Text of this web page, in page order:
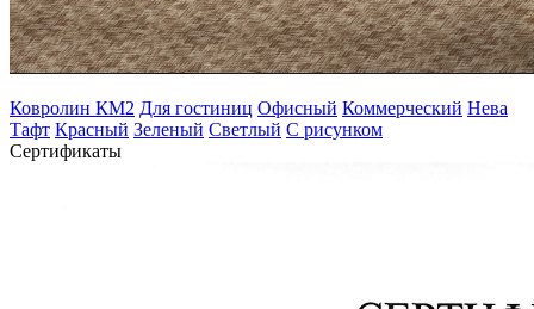
Ковролин КМ2 Для гостиниц Офисный Коммерческий Нева
Тафт Красный Зеленый Светлый С рисунком
Сертификаты